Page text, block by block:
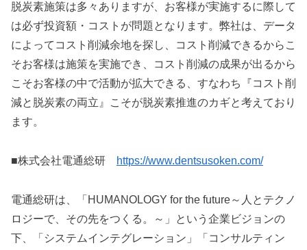
脱炭素施策は多々ありますが、お客様が実施するに際して
は必ず投資額・コストが問題となります。弊社は、データ
によってコスト削減余地を探し、コスト削減できるからこ
そお客様は施策を実施でき、コスト削減の成果が出るから
こそお客様の中で活動が拡大できる、すなわち『コスト削
減と脱炭素の両立』こそが脱炭素推進のカギと考えており
ます。
■株式会社電通総研 https://www.dentsusoken.com/
電通総研は、「HUMANOLOGY for the future～人とテクノ
ロジーで、その先をつくる。～」という企業ビジョンの
下、「システムインテグレーション」「コンサルティン